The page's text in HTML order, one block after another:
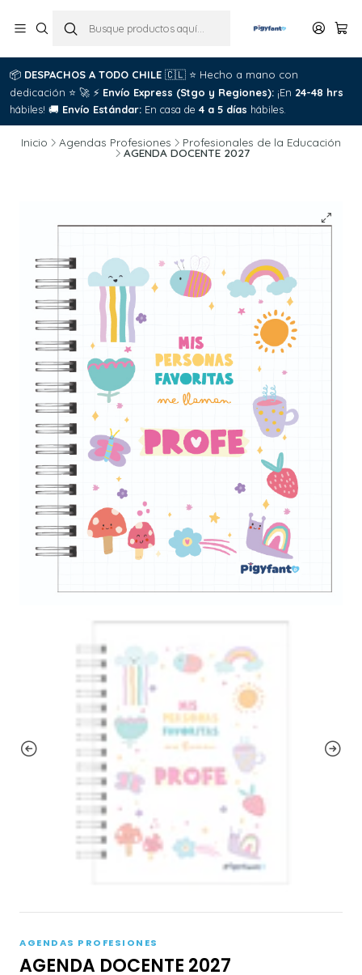
📦 DESPACHOS A TODO CHILE 🇨🇱 ⭐ Hecho a mano con
dedicación ⭐ 🚀 ⚡ Envío Express (Stgo y Regiones): ¡En 24-48 hrs
hábiles! 🚚 Envío Estándar: En casa de 4 a 5 días hábiles.
Inicio Agendas Profesiones Profesionales de la Educación
AGENDA DOCENTE 2027
AGENDAS PROFESIONES
AGENDA DOCENTE 2027